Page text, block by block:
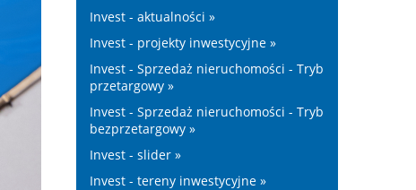
Invest - aktualności »
Invest - projekty inwestycyjne »
Invest - Sprzedaż nieruchomości - Tryb
przetargowy »
Invest - Sprzedaż nieruchomości - Tryb
bezprzetargowy »
Invest - slider »
Invest - tereny inwestycyjne »